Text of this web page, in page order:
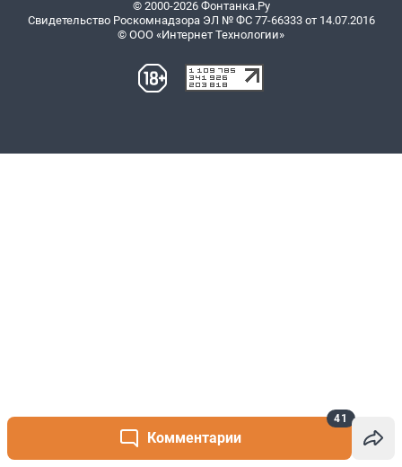
Комментарии
41